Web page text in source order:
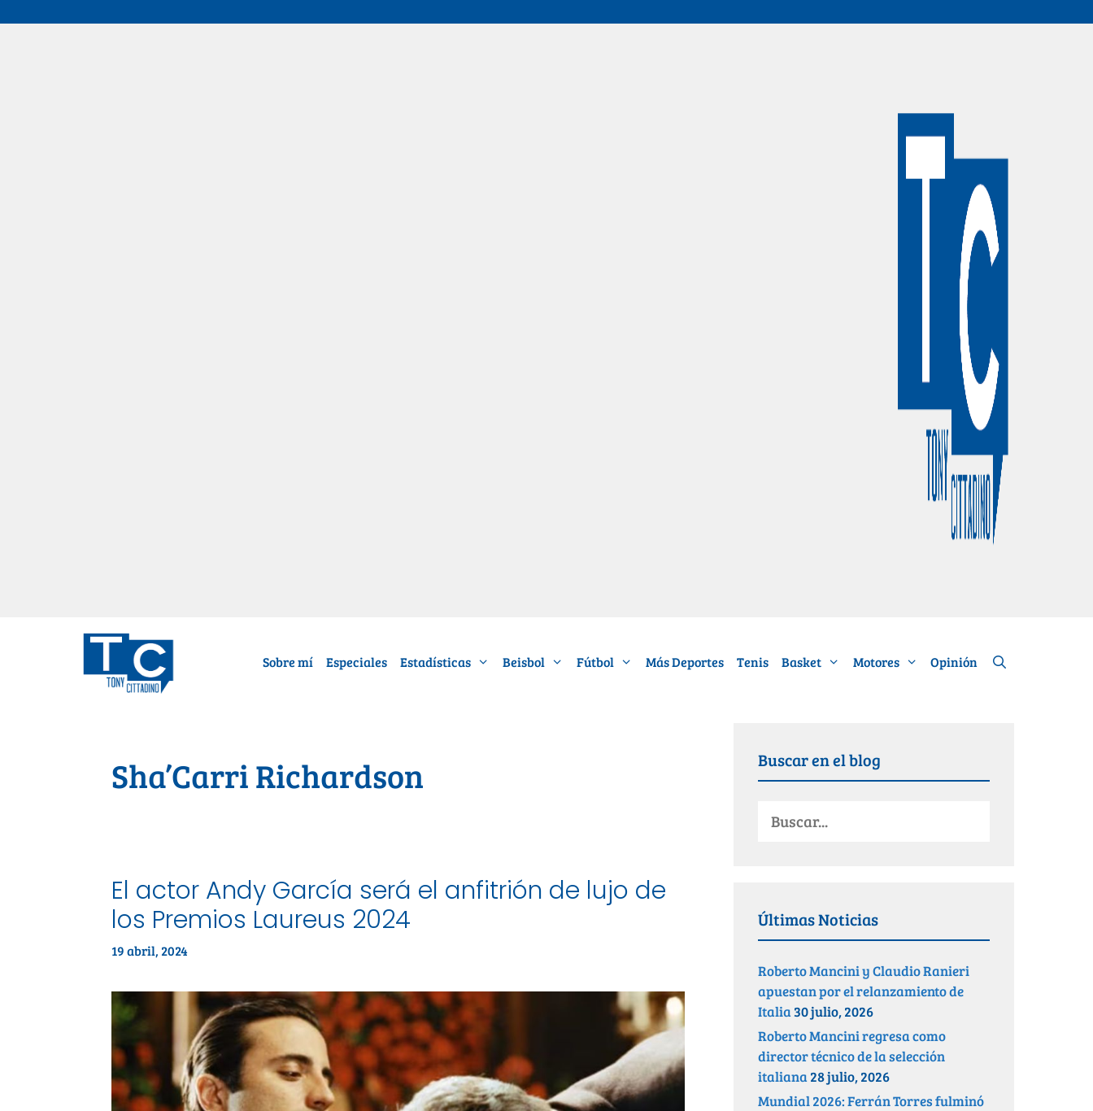
Sobre mí Especiales Estadísticas Beisbol Fútbol Más Deportes Tenis Basket Motores Opinión
Sha’Carri Richardson
El actor Andy García será el anfitrión de lujo de
los Premios Laureus 2024
19 abril, 2024
Buscar en el blog
Últimas Noticias
Roberto Mancini y Claudio Ranieri
apuestan por el relanzamiento de
Italia30 julio, 2026
Roberto Mancini regresa como
director técnico de la selección
italiana28 julio, 2026
Mundial 2026: Ferrán Torres fulminó